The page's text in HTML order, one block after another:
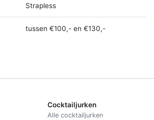
Strapless
tussen €100,- en €130,-
Cocktailjurken
Alle cocktailjurken